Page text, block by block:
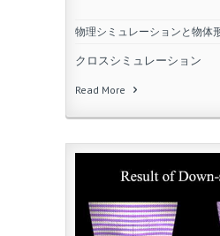
物理シミュレーションと物体
クロスシミュレーション
Read More